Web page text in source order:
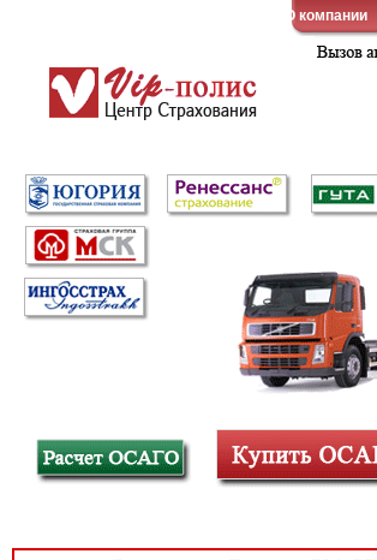
О компании